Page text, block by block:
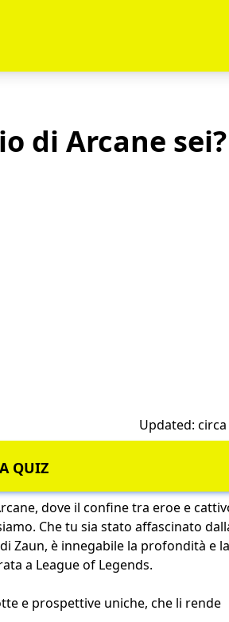
di Arcane sei?
Updated:
QUIZ
dove il confine tra eroe e
Che tu sia stato affascinato
Zaun, è innegabile la profondità e la
a League of Legends.
e prospettive uniche, che li rende